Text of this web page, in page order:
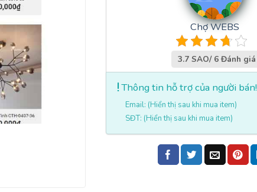
Chợ WEBS
3.7 SAO/ 6 Đánh giá
Thông tin hỗ trợ của người bán!
Email: (Hiển thị sau khi mua item)
SĐT: (Hiển thị sau khi mua item)